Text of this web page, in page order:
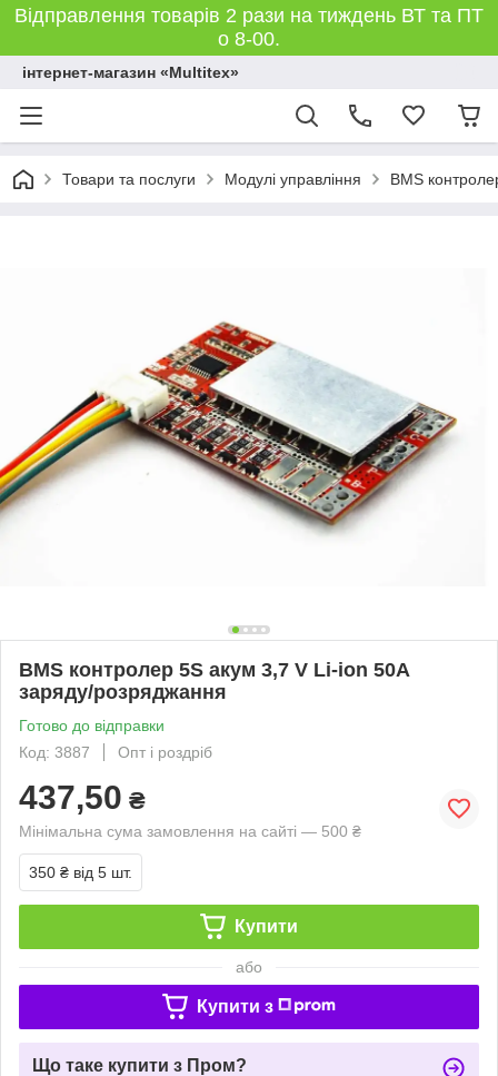
Відправлення товарів 2 рази на тиждень ВТ та ПТ
о 8-00.
інтернет-магазин «Multitex»
Товари та послуги Модулі управління BMS
BMS контролер 5S акум 3,7 V Li-ion 50A
заряду/розряджання
Готово до відправки
Код: 3887
Опт і роздріб
437,50 ₴
Мінімальна сума замовлення на сайті — 500 ₴
350 ₴ від 5 шт.
Купити
або
Купити з
Що таке купити з Пром?